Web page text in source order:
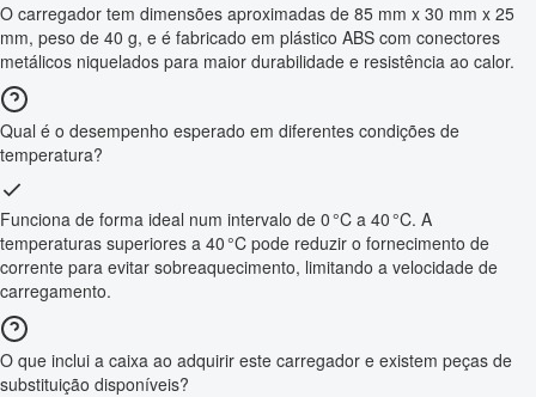
O carregador tem dimensões aproximadas de 85 mm x 30 mm x 25
mm, peso de 40 g, e é fabricado em plástico ABS com conectores
metálicos niquelados para maior durabilidade e resistência ao calor.
Qual é o desempenho esperado em diferentes condições de
temperatura?
Funciona de forma ideal num intervalo de 0 °C a 40 °C. A
temperaturas superiores a 40 °C pode reduzir o fornecimento de
corrente para evitar sobreaquecimento, limitando a velocidade de
carregamento.
O que inclui a caixa ao adquirir este carregador e existem peças de
substituição disponíveis?